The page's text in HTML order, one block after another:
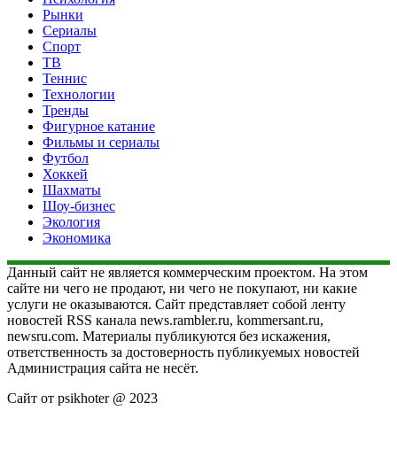
Рынки
Сериалы
Спорт
ТВ
Теннис
Технологии
Тренды
Фигурное катание
Фильмы и сериалы
Футбол
Хоккей
Шахматы
Шоу-бизнес
Экология
Экономика
Данный сайт не является коммерческим проектом. На этом
сайте ни чего не продают, ни чего не покупают, ни какие
услуги не оказываются. Сайт представляет собой ленту
новостей RSS канала news.rambler.ru, kommersant.ru,
newsru.com. Материалы публикуются без искажения,
ответственность за достоверность публикуемых новостей
Администрация сайта не несёт.
Сайт от psikhoter @ 2023